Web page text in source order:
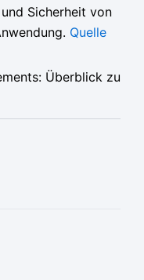
Sicherheit von
Quelle
Überblick zu